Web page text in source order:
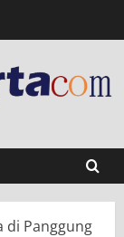
di Panggung